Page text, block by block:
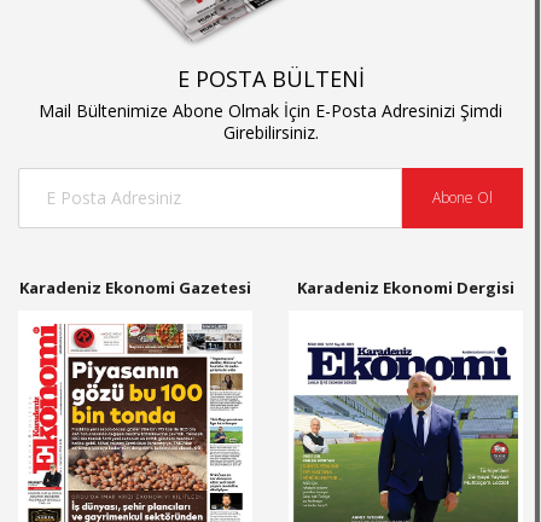
E POSTA BÜLTENİ
Mail Bültenimize Abone Olmak İçin E-Posta Adresinizi Şimdi
Girebilirsiniz.
Abone Ol
Karadeniz Ekonomi Gazetesi Karadeniz Ekonomi Dergisi